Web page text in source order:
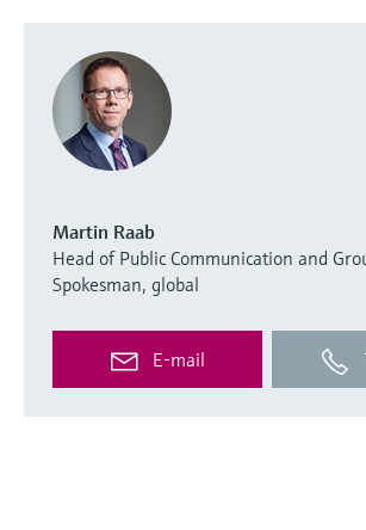
Martin Raab
Head of Public Communication and
Spokesman, global
E-mail